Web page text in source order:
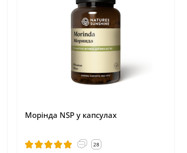
Морінда NSP у капсулах
28